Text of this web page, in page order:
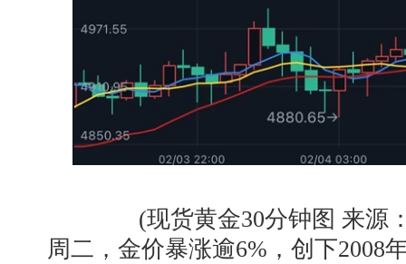
(现货黄金30分钟图 来源
周二，金价暴涨逾6%，创下2008